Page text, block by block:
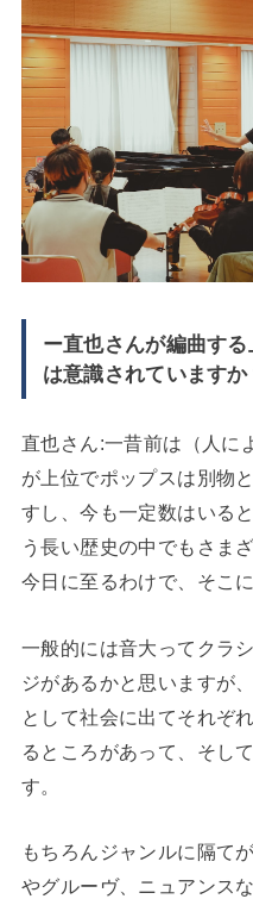
ー直也さんが編曲す
は意識されていますか
直也さん:一昔前は（人に
が上位でポップスは別物
すし、今も一定数はいる
う長い歴史の中でもさま
今日に至るわけで、そこ
一般的には音大ってクラ
ジがあるかと思いますが
として社会に出てそれぞ
るところがあって、そし
す。
もちろんジャンルに隔て
やグルーヴ、ニュアンス